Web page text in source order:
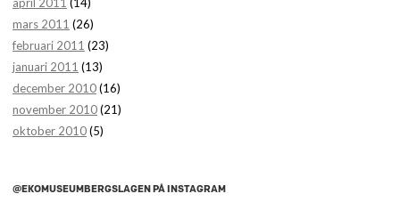
april 2011 (14)
mars 2011 (26)
februari 2011 (23)
januari 2011 (13)
december 2010(16)
november 2010(21)
oktober 2010(5)
@EKOMUSEUMBERGSLAGEN PÅ INSTAGRAM